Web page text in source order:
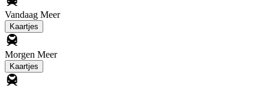
Vandaag Meer
Kaartjes
Morgen Meer
Kaartjes